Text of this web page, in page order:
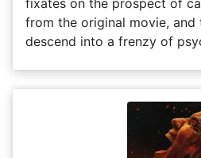
from the original movie,
descend into a frenzy of